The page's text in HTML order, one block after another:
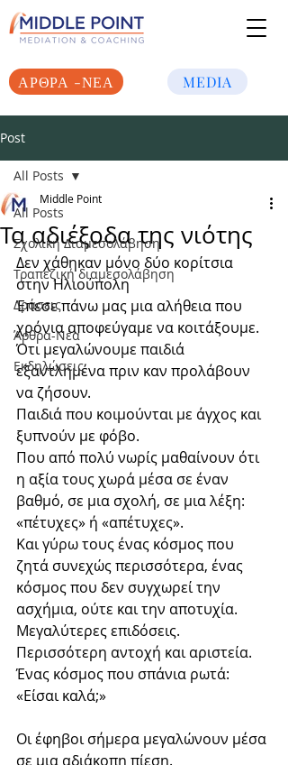
MEDIA
ΑΡΘΡΑ -ΝΕΑ
Post
All Posts
Σχολική Διαμεσολάβηση
Τραπεζική διαμεσολάβηση
Δράσεις
Άρθρα-Νέα
Εκδηλώσεις
All Posts
Τα αδιέξοδα της νιότης
Middle Point
Δεν χάθηκαν μόνο δύο κορίτσια
στην Ηλιούπολη
Έπεσε πάνω μας μια αλήθεια που
χρόνια αποφεύγαμε να κοιτάξουμε.
Ότι μεγαλώνουμε παιδιά
εξαντλημένα πριν καν προλάβουν
να ζήσουν.
Παιδιά που κοιμούνται με άγχος και
ξυπνούν με φόβο.
Που από πολύ νωρίς μαθαίνουν ότι
η αξία τους χωρά μέσα σε έναν
βαθμό, σε μια σχολή, σε μια λέξη:
«πέτυχες» ή «απέτυχες».
Και γύρω τους ένας κόσμος που
ζητά συνεχώς περισσότερα, ένας
κόσμος που δεν συγχωρεί την
ασχήμια, ούτε και την αποτυχία.
Μεγαλύτερες επιδόσεις.
Περισσότερη αντοχή και αριστεία.
Ένας κόσμος που σπάνια ρωτά:
«Είσαι καλά;»
Οι έφηβοι σήμερα μεγαλώνουν μέσα
σε μια αδιάκοπη πίεση.